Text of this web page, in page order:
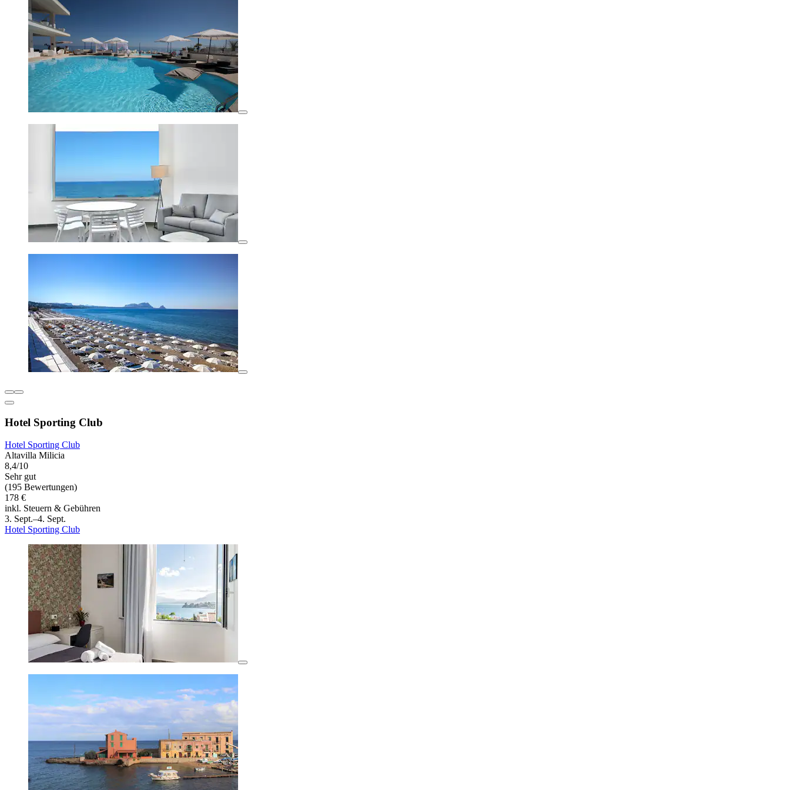
Hotel Sporting Club
Hotel Sporting Club
Altavilla Milicia
8,4/10
Sehr gut
(195 Bewertungen)
178 €
inkl. Steuern & Gebühren
3. Sept.–4. Sept.
Hotel Sporting Club